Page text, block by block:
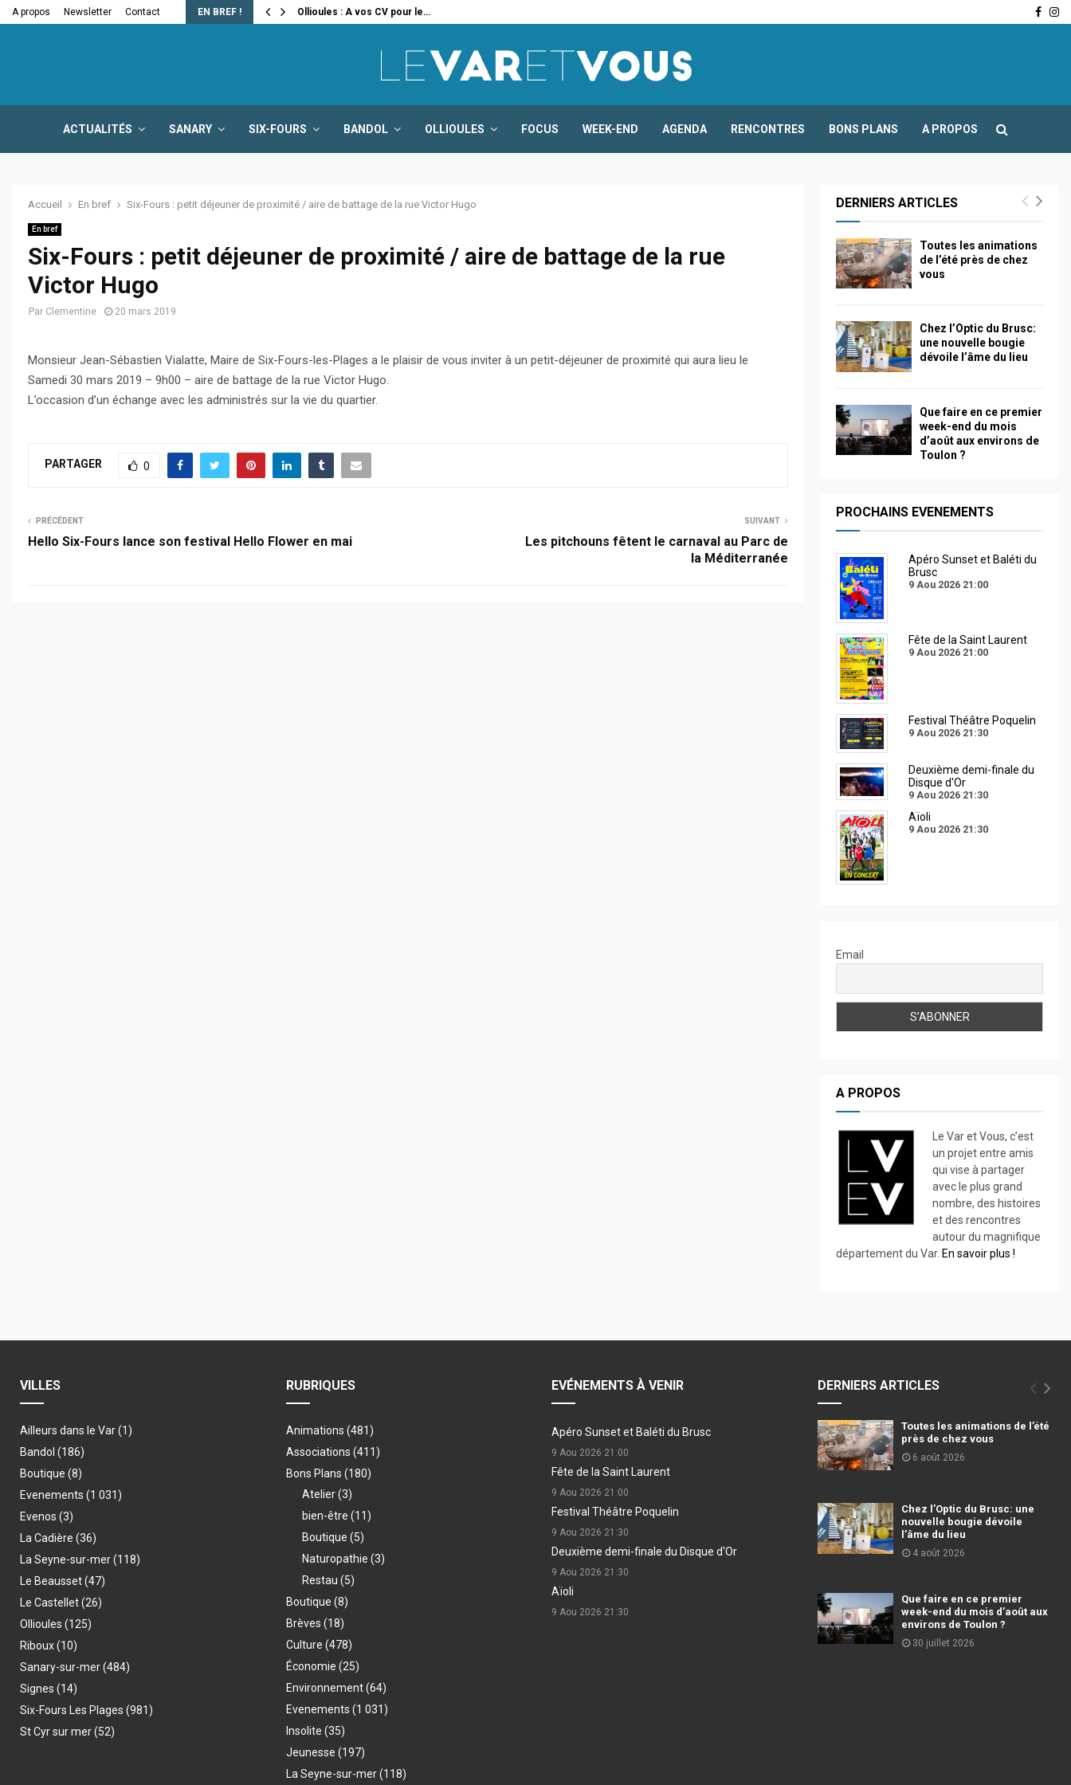
A propos Newsletter Contact EN BREF !
la fermeture… Ollioules : A vos CV pour le…
ACTUALITÉS SANARY SIX-FOURS BANDOL OLLIOULES FOCUS WEEK-END AGENDA RENCONTRES BONS PLANS A PROPOS
Accueil En bref Six-Fours : petit déjeuner de proximité / aire de battage de la rue Victor Hugo
En bref
Six-Fours : petit déjeuner de proximité / aire de battage de la rue
Victor Hugo
Par Clementine 20 mars 2019
Monsieur Jean-Sébastien Vialatte, Maire de Six-Fours-les-Plages a le plaisir de vous inviter à un petit-déjeuner de proximité qui aura lieu le
Samedi 30 mars 2019 – 9h00 – aire de battage de la rue Victor Hugo.
L’occasion d’un échange avec les administrés sur la vie du quartier.
PARTAGER 0
PRÉCÉDENT
Hello Six-Fours lance son festival Hello Flower en mai
SUIVANT
Les pitchouns fêtent le carnaval au Parc de
la Méditerranée
DERNIERS ARTICLES
Toutes les animations
de l’été près de chez
vous
Chez l’Optic du Brusc:
une nouvelle bougie
dévoile l’âme du lieu
Que faire en ce premier
week-end du mois
d’août aux environs de
Toulon ?
PROCHAINS EVENEMENTS
Apéro Sunset et Baléti du
Brusc
9 Aou 2026 21:00
Fête de la Saint Laurent
9 Aou 2026 21:00
Festival Théâtre Poquelin
9 Aou 2026 21:30
Deuxième demi-finale du
Disque d'Or
9 Aou 2026 21:30
Aïoli
9 Aou 2026 21:30
Email
A PROPOS
Le Var et Vous, c’est
un projet entre amis
qui vise à partager
avec le plus grand
nombre, des histoires
et des rencontres
autour du magnifique
département du Var. En savoir plus !
VILLES
Ailleurs dans le Var(1)
Bandol (186)
Boutique (8)
Evenements (1 031)
Evenos (3)
La Cadière (36)
La Seyne-sur-mer(118)
Le Beausset(47)
Le Castellet(26)
Ollioules (125)
Riboux(10)
Sanary-sur-mer(484)
Signes (14)
Six-Fours Les Plages (981)
St Cyr sur mer(52)
RUBRIQUES
Animations (481)
Associations (411)
Bons Plans (180)
Atelier(3)
bien-être (11)
Boutique (5)
Naturopathie (3)
Restau (5)
Boutique (8)
Brèves (18)
Culture (478)
Économie (25)
Environnement(64)
Evenements (1 031)
Insolite (35)
Jeunesse (197)
La Seyne-sur-mer(118)
EVÉNEMENTS À VENIR
Apéro Sunset et Baléti du Brusc
9 Aou 2026 21:00
Fête de la Saint Laurent
9 Aou 2026 21:00
Festival Théâtre Poquelin
9 Aou 2026 21:30
Deuxième demi-finale du Disque d'Or
9 Aou 2026 21:30
Aïoli
9 Aou 2026 21:30
DERNIERS ARTICLES
Toutes les animations de l’été
près de chez vous
6 août 2026
Chez l’Optic du Brusc: une
nouvelle bougie dévoile
l’âme du lieu
4 août 2026
Que faire en ce premier
week-end du mois d’août aux
environs de Toulon ?
30 juillet 2026